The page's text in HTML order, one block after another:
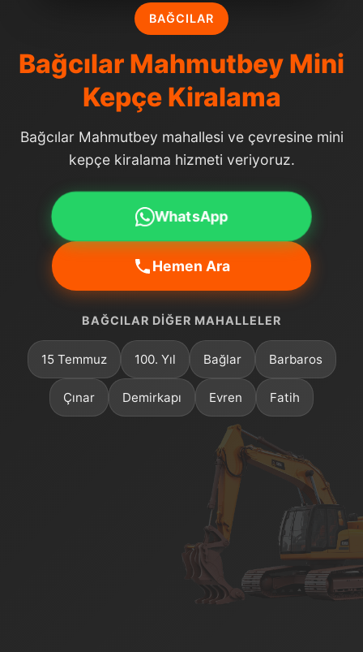
BAĞCILAR
Bağcılar Mahmutbey Mini
Kepçe Kiralama
Bağcılar Mahmutbey mahallesi ve çevresine mini
kepçe kiralama hizmeti veriyoruz.
WhatsApp
Hemen Ara
BAĞCILAR DIĞER MAHALLELER
15 Temmuz 100. Yıl Bağlar Barbaros
Çınar Demirkapı Evren Fatih